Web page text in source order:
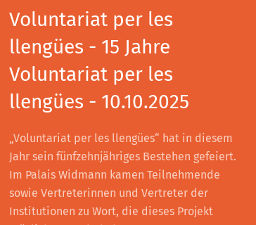
Voluntariat per les
llengües - 15 Jahre
Voluntariat per les
llengües - 10.10.2025
„Voluntariat per les llengües“ hat in diesem
Jahr sein fünfzehnjähriges Bestehen gefeiert.
Im Palais Widmann kamen Teilnehmende
sowie Vertreterinnen und Vertreter der
Institutionen zu Wort, die dieses Projekt